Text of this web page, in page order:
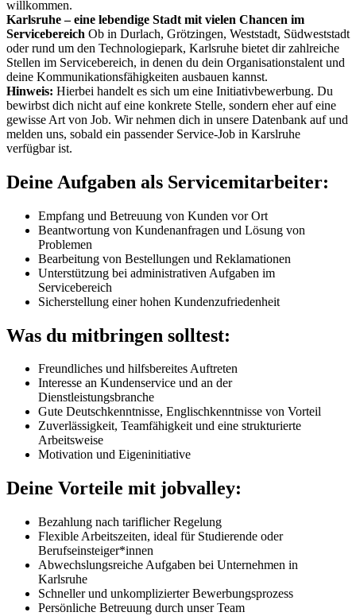
willkommen.
Karlsruhe – eine lebendige Stadt mit vielen Chancen im
Servicebereich Ob in Durlach, Grötzingen, Weststadt, Südweststadt
oder rund um den Technologiepark, Karlsruhe bietet dir zahlreiche
Stellen im Servicebereich, in denen du dein Organisationstalent und
deine Kommunikationsfähigkeiten ausbauen kannst.
Hinweis: Hierbei handelt es sich um eine Initiativbewerbung. Du
bewirbst dich nicht auf eine konkrete Stelle, sondern eher auf eine
gewisse Art von Job. Wir nehmen dich in unsere Datenbank auf und
melden uns, sobald ein passender Service-Job in Karslruhe
verfügbar ist.
Deine Aufgaben als Servicemitarbeiter:
Empfang und Betreuung von Kunden vor Ort
Beantwortung von Kundenanfragen und Lösung von
Problemen
Bearbeitung von Bestellungen und Reklamationen
Unterstützung bei administrativen Aufgaben im
Servicebereich
Sicherstellung einer hohen Kundenzufriedenheit
Was du mitbringen solltest:
Freundliches und hilfsbereites Auftreten
Interesse an Kundenservice und an der
Dienstleistungsbranche
Gute Deutschkenntnisse, Englischkenntnisse von Vorteil
Zuverlässigkeit, Teamfähigkeit und eine strukturierte
Arbeitsweise
Motivation und Eigeninitiative
Deine Vorteile mit jobvalley:
Bezahlung nach tariflicher Regelung
Flexible Arbeitszeiten, ideal für Studierende oder
Berufseinsteiger*innen
Abwechslungsreiche Aufgaben bei Unternehmen in
Karlsruhe
Schneller und unkomplizierter Bewerbungsprozess
Persönliche Betreuung durch unser Team